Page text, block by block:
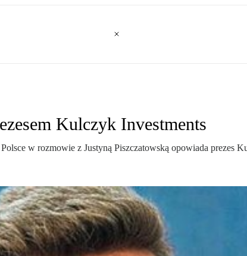
Kulczyk Investments
w rozmowie z Justyną Piszczatowską opowiada prezes